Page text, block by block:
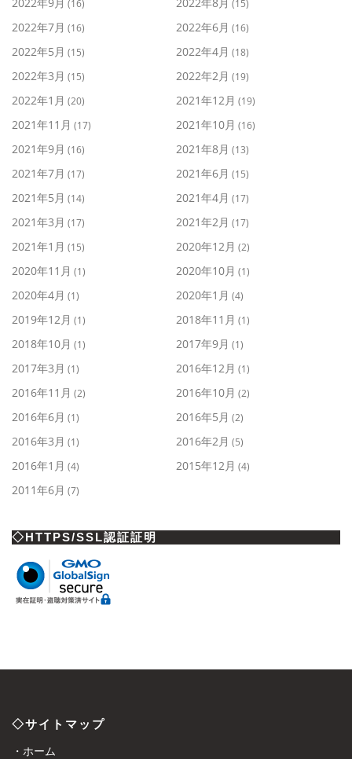
(16) (15)
2022年7月 (16) 2022年6月 (16)
2022年5月 (15) 2022年4月 (18)
2022年3月 (15) 2022年2月 (19)
2022年1月 (20) 2021年12月 (19)
2021年11月 (17) 2021年10月 (16)
2021年9月 (16) 2021年8月 (13)
2021年7月 (17) 2021年6月 (15)
2021年5月 (14) 2021年4月 (17)
2021年3月 (17) 2021年2月 (17)
2021年1月 (15) 2020年12月 (2)
2020年11月 (1) 2020年10月 (1)
2020年4月 (1) 2020年1月 (4)
2019年12月 (1) 2018年11月 (1)
2018年10月 (1) 2017年9月 (1)
2017年3月 (1) 2016年12月 (1)
2016年11月 (2) 2016年10月 (2)
2016年6月 (1) 2016年5月 (2)
2016年3月 (1) 2016年2月 (5)
2016年1月 (4) 2015年12月 (4)
2011年6月 (7)
◇HTTPS/SSL認証証明
◇サイトマップ
・ホーム